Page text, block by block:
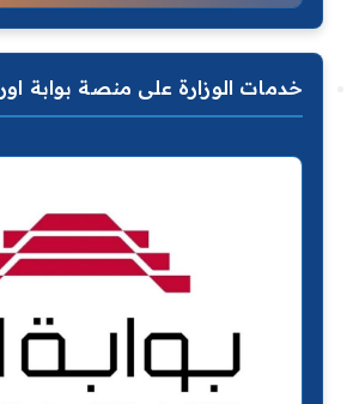
خدمات الوزارة على منصة بوابة اور